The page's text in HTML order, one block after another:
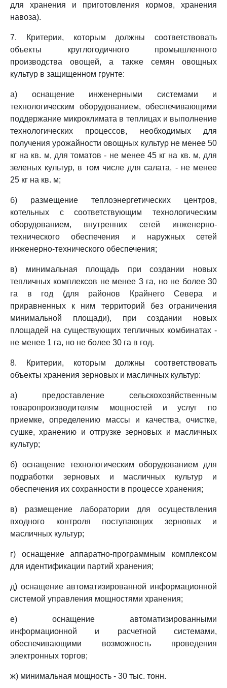
для хранения и приготовления кормов, хранения
навоза).
7. Критерии, которым должны соответствовать
объекты круглогодичного промышленного
производства овощей, а также семян овощных
культур в защищенном грунте:
а) оснащение инженерными системами и
технологическим оборудованием, обеспечивающими
поддержание микроклимата в теплицах и выполнение
технологических процессов, необходимых для
получения урожайности овощных культур не менее 50
кг на кв. м, для томатов - не менее 45 кг на кв. м, для
зеленых культур, в том числе для салата, - не менее
25 кг на кв. м;
б) размещение теплоэнергетических центров,
котельных с соответствующим технологическим
оборудованием, внутренних сетей инженерно-
технического обеспечения и наружных сетей
инженерно-технического обеспечения;
в) минимальная площадь при создании новых
тепличных комплексов не менее 3 га, но не более 30
га в год (для районов Крайнего Севера и
приравненных к ним территорий без ограничения
минимальной площади), при создании новых
площадей на существующих тепличных комбинатах -
не менее 1 га, но не более 30 га в год.
8. Критерии, которым должны соответствовать
объекты хранения зерновых и масличных культур:
а) предоставление сельскохозяйственным
товаропроизводителям мощностей и услуг по
приемке, определению массы и качества, очистке,
сушке, хранению и отгрузке зерновых и масличных
культур;
б) оснащение технологическим оборудованием для
подработки зерновых и масличных культур и
обеспечения их сохранности в процессе хранения;
в) размещение лаборатории для осуществления
входного контроля поступающих зерновых и
масличных культур;
г) оснащение аппаратно-программным комплексом
для идентификации партий хранения;
д) оснащение автоматизированной информационной
системой управления мощностями хранения;
е) оснащение автоматизированными
информационной и расчетной системами,
обеспечивающими возможность проведения
электронных торгов;
ж) минимальная мощность - 30 тыс. тонн.